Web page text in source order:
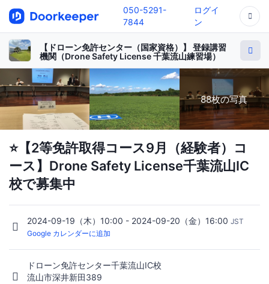
050-5291-
7844
ログイ
ン
【ドローン免許センター（国家資格）】 登録講習
機関（Drone Safety License 千葉流山練習場）
88枚の写真
⭐️【2等免許取得コース9月（経験者）コ
ース】Drone Safety License千葉流山IC
校で募集中
2024-09-19（木）10:00 - 2024-09-20（金）16:00 JST
Google カレンダーに追加
ドローン免許センター千葉流山IC校
流山市深井新田389